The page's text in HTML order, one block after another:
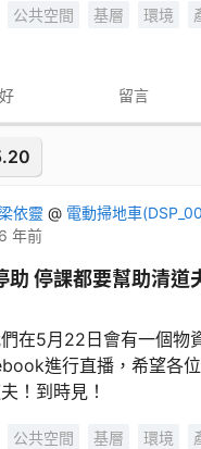
公共空間 基層 環境
留言
依靈 @ 電動掃地車
6 年前
助 停課都要幫助清道
在5月22日會有一個物
進行直播，希望各
！到時見！
公共空間 基層 環境